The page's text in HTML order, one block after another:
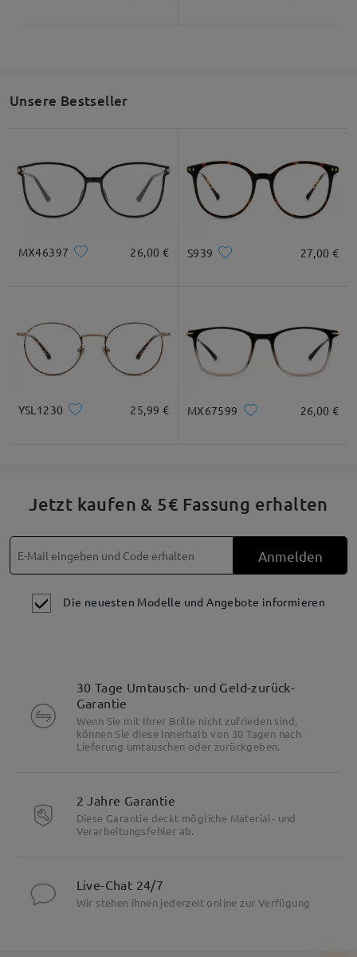
Unsere Bestseller
MX46397 26,00 € S939 27,00 €
YSL1230 25,99 € MX67599 26,00 €
Jetzt kaufen & 5€ Fassung erhalten
Anmelden
Die neuesten Modelle und Angebote informieren
30 Tage Umtausch- und Geld-zurück-
Garantie
Wenn Sie mit Ihrer Brille nicht zufrieden sind,
können Sie diese innerhalb von 30 Tagen nach
Lieferung umtauschen oder zurückgeben.
2 Jahre Garantie
Diese Garantie deckt mögliche Material- und
Verarbeitungsfehler ab.
Live-Chat 24/7
Wir stehen ihnen jederzeit online zur Verfügung